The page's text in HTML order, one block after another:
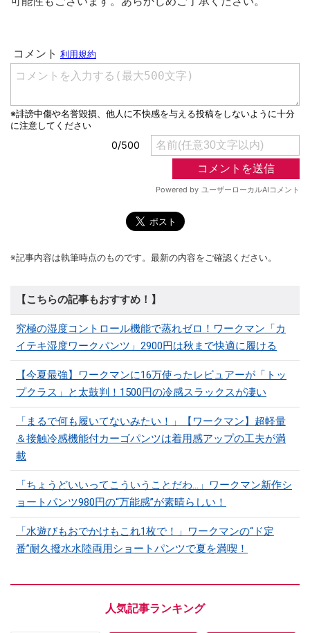
※記事内容は執筆時点のものです。最新の内容をご確認ください。
【こちらの記事もおすすめ！】
究極の湿度コントロール機能で蒸れゼロ！ワークマン「カ
イテキ湿度ワークパンツ」2900円は秋まで快適に履ける
【今夏最強】ワークマンに16万使ったレビュアーが「トッ
プクラス」と太鼓判！1500円の冷感スラックスが凄い
「まるで何も履いてないみたい！」【ワークマン】超軽量
＆接触冷感機能付カーゴパンツは着用感アップの工夫が満
載
「ちょうどいいってこういうことだわ...」ワークマン新作シ
ョートパンツ980円の“万能感”が素晴らしい！
「水遊びもおでかけもこれ1枚で！」ワークマンの“ド定
番”耐久撥水水陸両用ショートパンツで夏を満喫！